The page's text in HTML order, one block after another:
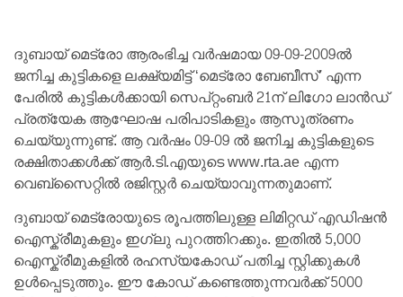
ദുബായ് മെട്രോ ആരംഭിച്ച വർഷമായ 09-09-2009ൽ
ജനിച്ച കുട്ടികളെ ലക്ഷ്യമിട്ട് ‘മെട്രോ ബേബീസ്’ എന്ന
പേരിൽ കുട്ടികൾക്കായി സെപ്റ്റംബർ 21ന് ലിഗോ ലാൻഡ്
പ്രത്യേക ആഘോഷ പരിപാടികളും ആസൂത്രണം
ചെയ്യുന്നുണ്ട്. ആ വർഷം 09-09 ൽ ജനിച്ച കുട്ടികളുടെ
രക്ഷിതാക്കൾക്ക് ആർ.ടി.എയുടെ www.rta.ae എന്ന
വെബ്സൈറ്റിൽ രജിസ്റ്റർ ചെയ്യാവുന്നതുമാണ്.
ദുബായ് മെട്രോയുടെ രൂപത്തിലുള്ള ലിമിറ്റഡ് എഡിഷൻ
ഐസ്ക്രീമുകളും ഇഗ്ലു പുറത്തിറക്കും. ഇതിൽ 5,000
ഐസ്ക്രീമുകളിൽ രഹസ്യകോഡ് പതിച്ച സ്റ്റിക്കുകൾ
ഉൾപ്പെടുത്തും. ഈ കോഡ് കണ്ടെത്തുന്നവർക്ക് 5000